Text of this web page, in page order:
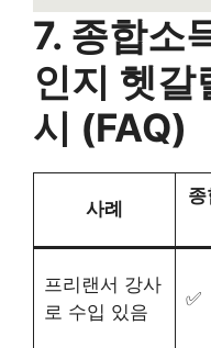
7. 종합소
인지 헷갈
시 (FAQ)
사례
종
프리랜서 강사
로 수입 있음
✅